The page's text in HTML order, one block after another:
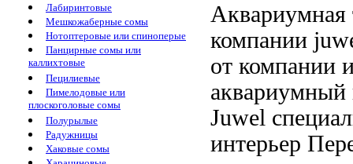
Лабиринтовые
Мешкожаберные сомы
Нотоптеровые или спиноперые
Панцирные сомы или
каллихтовые
Пецилиевые
Пимелодовые или
плоскоголовые сомы
Полурылые
Радужницы
Хаковые сомы
Аквариумная
компании
от компании
аквариумный
Juwel
интерьер